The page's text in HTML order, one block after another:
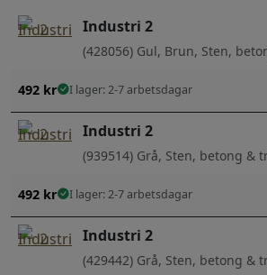
Industri 2
(428056) Gul, Brun, Sten,
492 kr I lager: 2-7 arbetsdagar
Industri 2
(939514) Grå, Sten, betong &
492 kr I lager: 2-7 arbetsdagar
Industri 2
(429442) Grå, Sten, betong &